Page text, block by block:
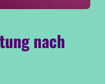
nach